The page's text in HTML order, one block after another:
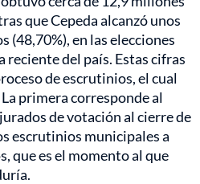
que Cepeda alcanzó unos
(48,70%), en las elecciones
reciente del país. Estas cifras
de escrutinios, el cual
primera corresponde al
de votación al cierre de
escrutinios municipales a
que es el momento al que